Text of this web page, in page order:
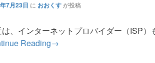
7月23日 に おおくすが投稿
、インターネットプロバイダー（ISP）
ReadingISP選ぶならどこの会社がお
→